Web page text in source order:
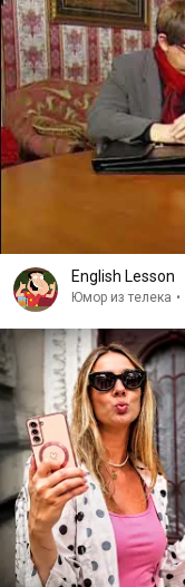
English Lesson
Юмор из телека •